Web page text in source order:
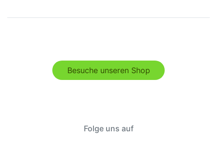
Besuche unseren Shop
Folge uns auf